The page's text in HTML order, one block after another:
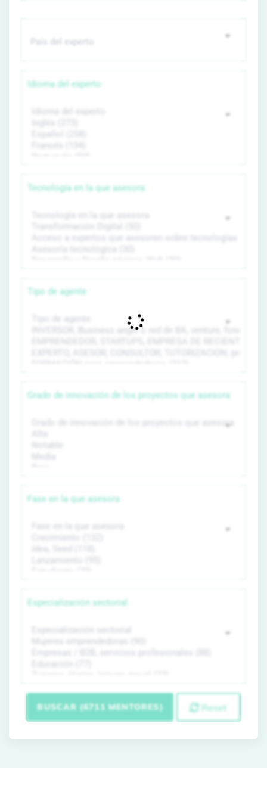
Idioma del experto
Tecnología en la que asesora
Tipo de agente
Grado de innovación de los proyectos que asesora
Fase en la que asesora
Especialización sectorial
BUSCAR (6711 MENTORES) Reset